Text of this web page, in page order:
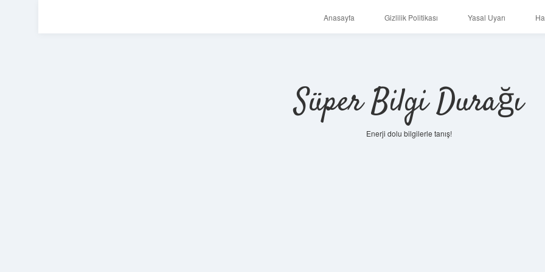
Anasayfa Gizlilik Politikası Yasal Uyarı
Süper Bilgi Durağı
Enerji dolu bilgilerle tanış!